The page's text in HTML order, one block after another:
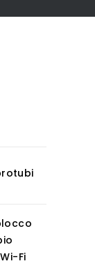
Fi